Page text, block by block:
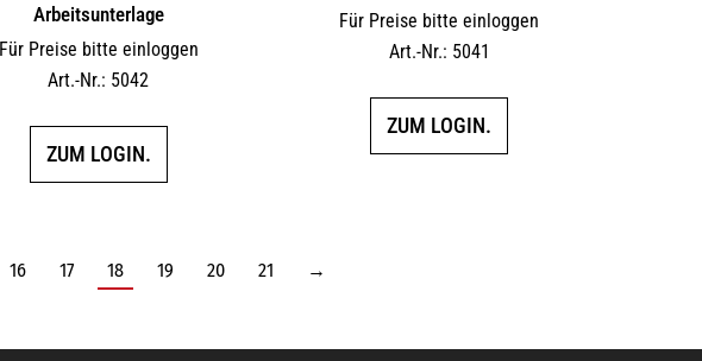
Arbeitsunterlage
Für Preise bitte einloggen
Art.-Nr.: 5042
ZUM LOGIN.
Für Preise bitte einloggen
Art.-Nr.: 5041
ZUM LOGIN.
16 17 18 19 20 21 →